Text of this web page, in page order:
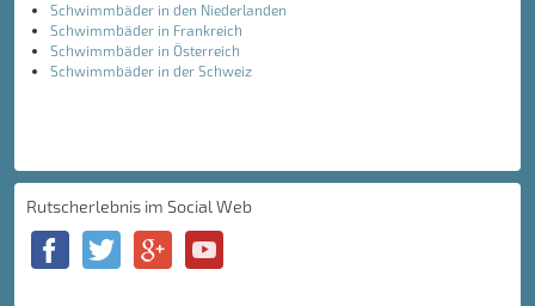
Schwimmbäder in den Niederlanden
Schwimmbäder in Frankreich
Schwimmbäder in Österreich
Schwimmbäder in der Schweiz
Rutscherlebnis im Social Web